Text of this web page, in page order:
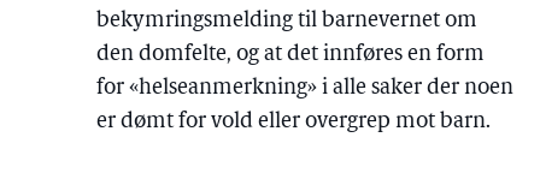
bekymringsmelding til barnevernet om
den domfelte, og at det innføres en form
for «helseanmerkning» i alle saker der noen
er dømt for vold eller overgrep mot barn.